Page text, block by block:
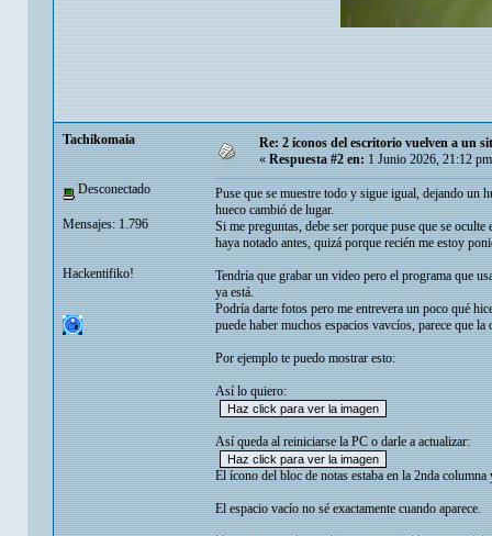
Tachikomaia
Desconectado
Mensajes: 1.796
Hackentifiko!
Re: 2 íconos del escritorio vuelven a un
«Respuesta #2 en:1 Junio 2026, 21:12
Puse que se muestre todo y sigue igual, dejando un
hueco cambió de lugar.
Si me preguntas, debe ser porque puse que se
haya notado antes, quizá porque recién me estoy
Tendría que grabar un video pero el programa que
ya está.
Podría darte fotos pero me entrevera un poco qué
puede haber muchos espacios vavcíos, parece que
Por ejemplo te puedo mostrar esto:
Así lo quiero:
Así queda al reiniciarse la PC o darle a actualizar:
El ícono del bloc de notas estaba en la 2nda columna
El espacio vacío no sé exactamente cuando aparece.